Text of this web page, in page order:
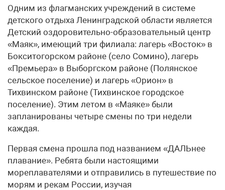
Одним из флагманских учреждений в системе
детского отдыха Ленинградской области является
Детский оздоровительно-образовательный центр
«Маяк», имеющий три филиала: лагерь «Восток» в
Бокситогорском районе (село Сомино), лагерь
«Премьера» в Выборгском районе (Полянское
сельское поселение) и лагерь «Орион» в
Тихвинском районе (Тихвинское городское
поселение). Этим летом в «Маяке» были
запланированы четыре смены по три недели
каждая.
Первая смена прошла под названием «ДАЛЬнее
плавание». Ребята были настоящими
мореплавателями и отправились в путешествие по
морям и рекам России, изучая